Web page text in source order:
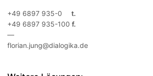
+49 6897 935-0
+49 6897 935-100
—
florian.jung@dialogika.de